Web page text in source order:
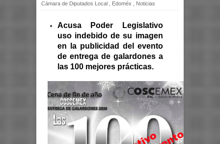
Cámara de Diputados Local
Edoméx Noticias
Acusa Poder Legislativo
uso indebido de su imagen
en la publicidad del evento
de entrega de galardones a
las 100 mejores prácticas.